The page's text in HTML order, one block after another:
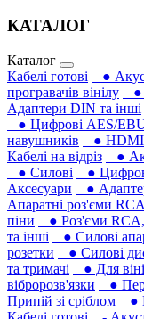
КАТАЛОГ
Каталог
Кабелі готові
●
програвачів вінілу
●
Адаптери DIN та інші
● Цифрові AES/
навушників‎
● HDMI
Кабелі на відріз
●
● Силові
●
Аксесуари
●
Апаратні роз'єми
піни
● Роз'єми
та інші
● Силові
розетки
● Силові
та тримачі
● Для
вібророзв'язки
●
Припій зі сріблом
●